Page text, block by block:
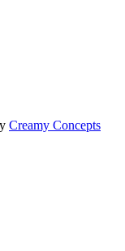
Creamy Concepts